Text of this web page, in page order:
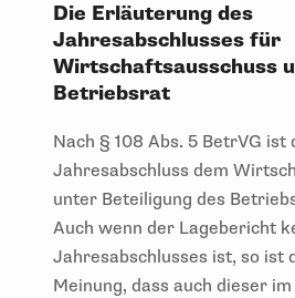
Die Erläuterung des
Jahresabschlusses für
Wirtschaftsausschuss
Betriebsrat
Nach § 108 Abs. 5 BetrVG ist
Jahresabschluss dem
unter Beteiligung des
Auch wenn der Lagebericht
Jahresabschlusses ist, so ist
Meinung, dass auch dieser